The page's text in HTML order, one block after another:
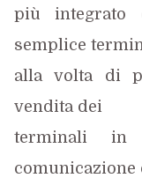
più integrato
semplice
alla volta di
vendita dei
terminali
comunicazione